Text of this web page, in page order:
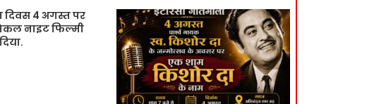
दिवस 4 अगस्त पर
नाइट फिल्मी